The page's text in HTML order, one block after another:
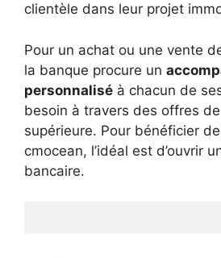
clientèle dans leur projet
Pour un achat ou une vente
la banque procure un
personnalisé à chacun de
besoin à travers des offres
supérieure. Pour bénéficier
cmocean, l’idéal est d’ouvrir
bancaire.